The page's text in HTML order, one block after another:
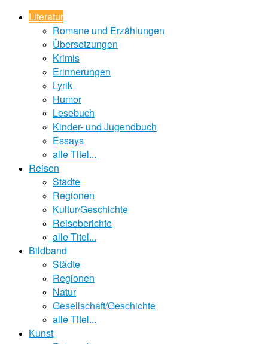
Literatur
Romane und Erzählungen
Übersetzungen
Krimis
Erinnerungen
Lyrik
Humor
Lesebuch
Kinder- und Jugendbuch
Essays
alle Titel...
Reisen
Städte
Regionen
Kultur/Geschichte
Reiseberichte
alle Titel...
Bildband
Städte
Regionen
Natur
Gesellschaft/Geschichte
alle Titel...
Kunst